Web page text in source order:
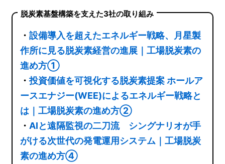
脱炭素基盤構築を支えた3社の取り組み
・設備導入を超えたエネルギー戦略、月星製
作所に見る脱炭素経営の進展｜工場脱炭素の
進め方①
・投資価値を可視化する脱炭素提案 ホールア
ースエナジー(WEE)によるエネルギー戦略と
は｜工場脱炭素の進め方②
・ AIと遠隔監視の二刀流 シングナリオが手
がける次世代の発電運用システム｜工場脱炭
素の進め方④